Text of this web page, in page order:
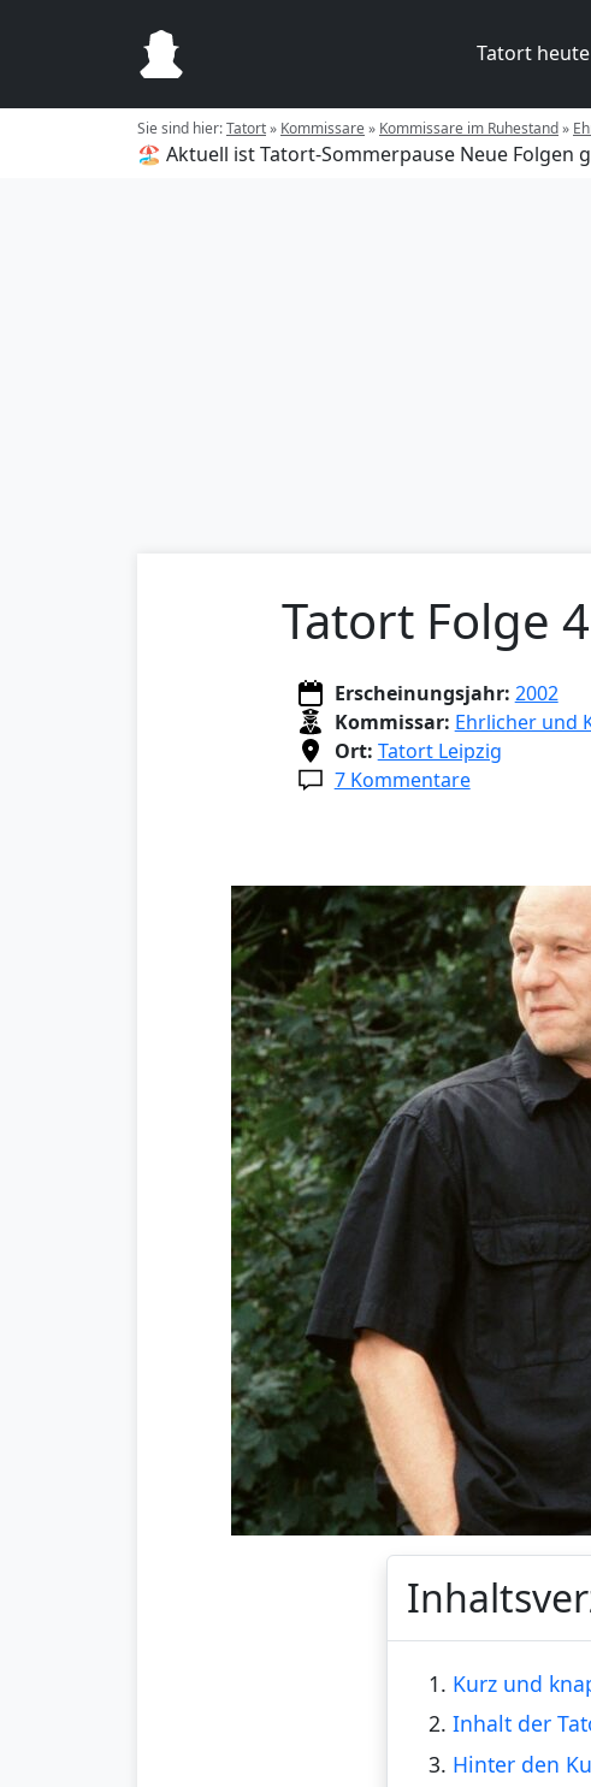
Tatort
Sie sind hier:Tatort» Kommissare» Kommissare im Ruhestand»
🏖️ Aktuell ist Tatort-Sommerpause Neue Folgen
Tatort Folge
Erscheinungsjahr: 2002
Kommissar: Ehrlicher und
Ort: Tatort Leipzig
7 Kommentare
1. Kurz und
2. Inhalt der
3. Hinter den